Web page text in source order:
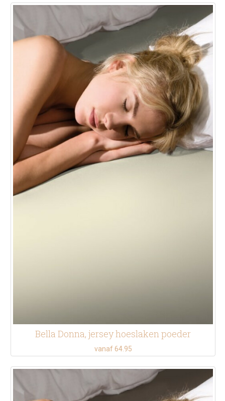
Bella Donna, jersey hoeslaken poeder
vanaf 64.95